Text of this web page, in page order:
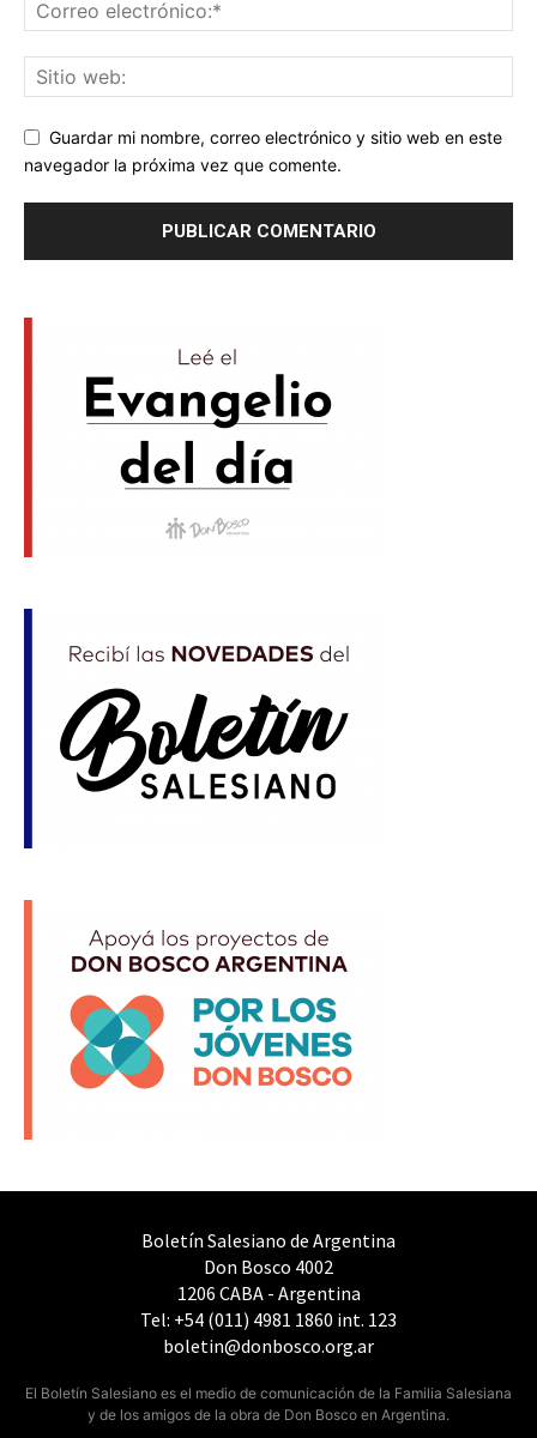
Guardar mi nombre, correo electrónico y sitio web en este
navegador la próxima vez que comente.
Boletín Salesiano de Argentina
Don Bosco 4002
1206 CABA - Argentina
Tel: +54 (011) 4981 1860 int. 123
boletin@donbosco.org.ar
El Boletín Salesiano es el medio de comunicación de la Familia Salesiana
y de los amigos de la obra de Don Bosco en Argentina.